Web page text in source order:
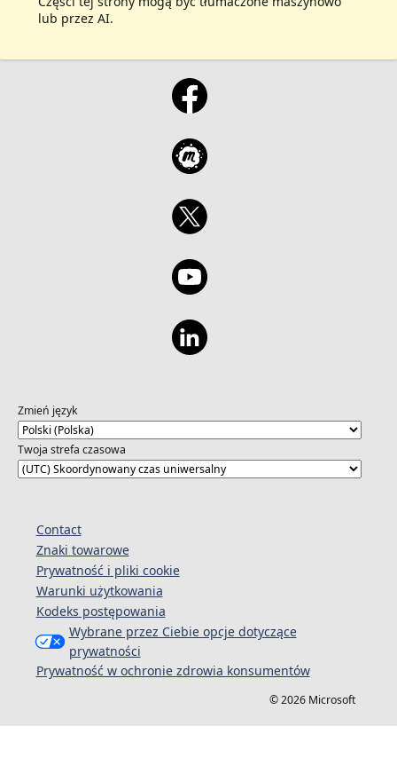
lub przez AI.
Zmień język
Twoja strefa czasowa
Contact
Znaki towarowe
Prywatność i pliki cookie
Warunki użytkowania
Kodeks postępowania
Wybrane przez Ciebie opcje dotyczące
prywatności
Prywatność w ochronie zdrowia konsumentów
© 2026 Microsoft